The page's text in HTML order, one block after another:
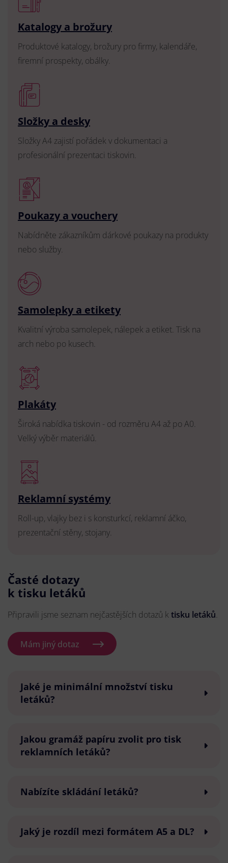
Katalogy a brožury
Produktové katalogy, brožury pro firmy, kalendáře,
firemní prospekty, obálky.
Složky a desky
Složky A4 zajistí pořádek v dokumentaci a
profesionální prezentaci tiskovin.
Poukazy a vouchery
Nabídněte zákazníkům dárkové poukazy na produkty
nebo služby.
Samolepky a etikety
Kvalitní výroba samolepek, nálepek a etiket. Tisk na
arch nebo po kusech.
Plakáty
Široká nabídka tiskovin - od rozměru A4 až po A0.
Velký výběr materiálů.
Reklamní systémy
Roll-up, vlajky bez i s konsturkcí, reklamní áčko,
prezentační stěny, stojany.
Časté dotazy
k tisku letáků
Připravili jsme seznam nejčastějších dotazů k tisku letáků.
Mám jiný dotaz
Jaké je minimální množství tisku
letáků?
Jakou gramáž papíru zvolit pro tisk
reklamních letáků?
Nabízíte skládání letáků?
Jaký je rozdíl mezi formátem A5 a DL?